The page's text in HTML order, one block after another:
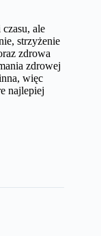
ale
strzyżenie
zdrowa
zdrowej
więc
najlepiej